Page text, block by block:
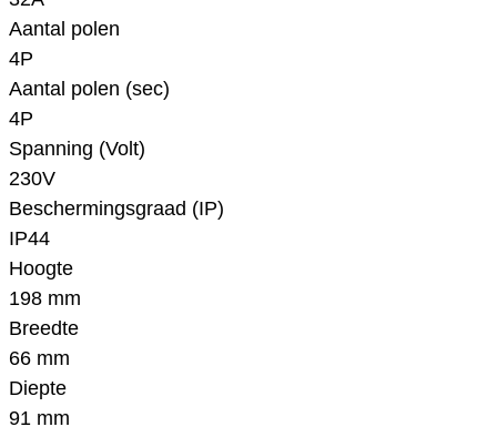
Aantal polen
4P
Aantal polen (sec)
4P
Spanning (Volt)
230V
Beschermingsgraad (IP)
IP44
Hoogte
198 mm
Breedte
66 mm
Diepte
91 mm